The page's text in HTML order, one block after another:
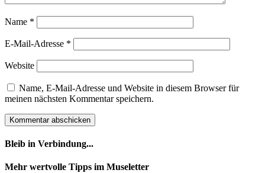
Name *
E-Mail-Adresse *
Website
Name, E-Mail-Adresse und Website in diesem Browser für
meinen nächsten Kommentar speichern.
Bleib in Verbindung...
Facebook
YouTube
Instagram
Mehr wertvolle Tipps im Museletter